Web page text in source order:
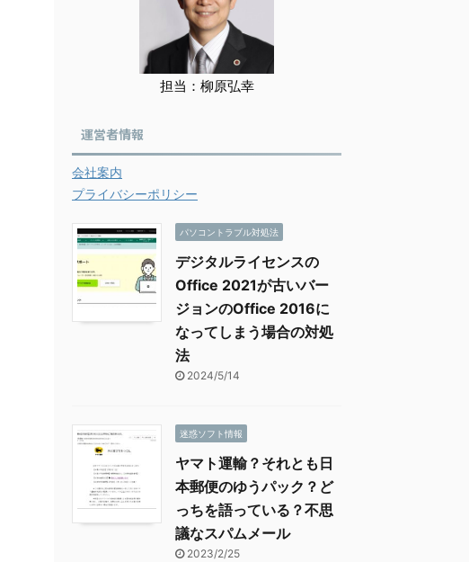
担当：柳原弘幸
運営者情報
会社案内
プライバシーポリシー
パソコントラブル対処法
デジタルライセンスの
Office 2021が古いバー
ジョンのOffice 2016に
なってしまう場合の対処
法
2024/5/14
迷惑ソフト情報
ヤマト運輸？それとも日
本郵便のゆうパック？ど
っちを語っている？不思
議なスパムメール
2023/2/25